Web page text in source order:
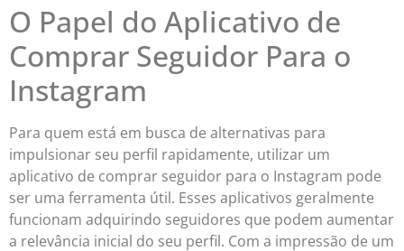
O Papel do Aplicativo de
Comprar Seguidor Para o
Instagram
Para quem está em busca de alternativas para
impulsionar seu perfil rapidamente, utilizar um
aplicativo de comprar seguidor para o Instagram pode
ser uma ferramenta útil. Esses aplicativos geralmente
funcionam adquirindo seguidores que podem aumentar
a relevância inicial do seu perfil. Com a impressão de um